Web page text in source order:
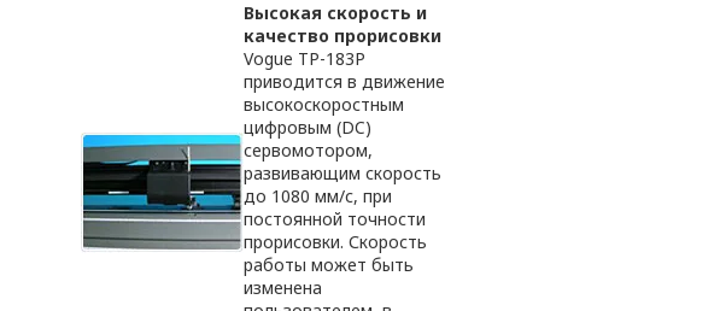
Высокая скорость и
качество прорисовки
Vogue TP-183P
приводится в движение
высокоскоростным
цифровым (DC)
сервомотором,
развивающим скорость
до 1080 мм/с, при
постоянной точности
прорисовки. Скорость
работы может быть
изменена